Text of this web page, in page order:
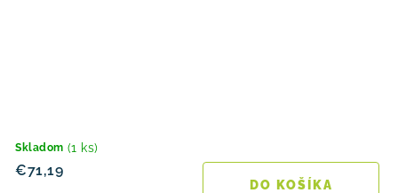
Skladom (1 ks)
€71,19
DO KOŠÍKA